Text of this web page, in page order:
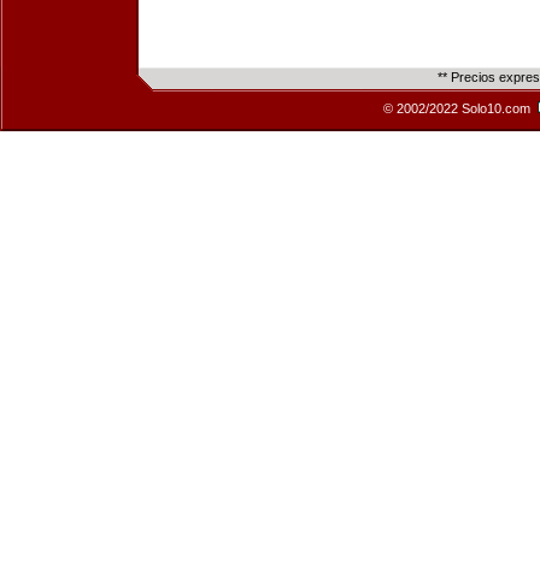
** Precios
© 2002/2022 Solo10.com